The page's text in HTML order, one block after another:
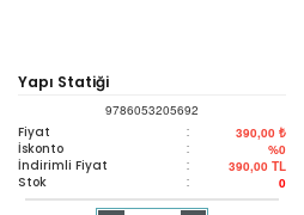
Yapı Statiği
9786053205692
Fiyat : 390,00 ₺
İskonto : %0
İndirimli Fiyat : 390,00 TL
Stok : 0